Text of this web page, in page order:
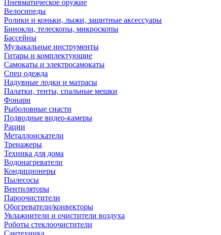
Пневматическое оружие
Велосипеды
Ролики и коньки, лыжи, защитные аксессуары
Бинокли, телескопы, микроскопы
Бассейны
Музыкальные инструменты
Гитары и комплектующие
Самокаты и электросамокаты
Спец одежда
Надувные лодки и матрасы
Палатки, тенты, спальные мешки
Фонари
Рыболовные снасти
Подводные видео-камеры
Рации
Металлоискатели
Тренажеры
Техника для дома
Водонагреватели
Кондиционеры
Пылесосы
Вентиляторы
Пароочистители
Обогреватели/конвекторы
Увлажнители и очистители воздуха
Роботы стеклоочистители
Сантехника